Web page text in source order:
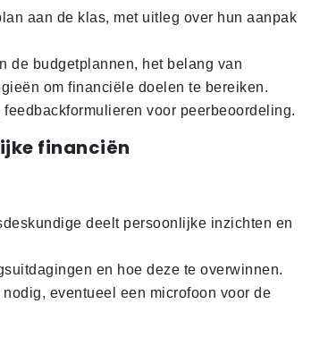
aan de klas, met uitleg over hun aanpak
de budgetplannen, het belang van
om financiële doelen te bereiken.
voor peerbeoordeling.
financiën
deelt persoonlijke inzichten en
en hoe deze te overwinnen.
eventueel een microfoon voor de